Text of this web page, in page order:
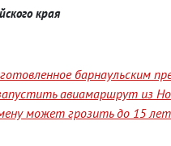
края
барнаульским
авиамаршрут из
может грозить до 15